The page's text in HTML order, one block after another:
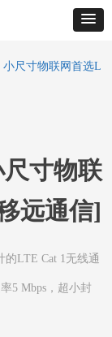
小尺寸物联网首选L
尺寸物联
远通信]
LTE Cat 1无线通
5 Mbps，超小封